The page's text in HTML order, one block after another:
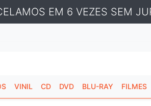
EM 6 VEZES SEM
VINIL CD DVD BLU-RAY FILMES